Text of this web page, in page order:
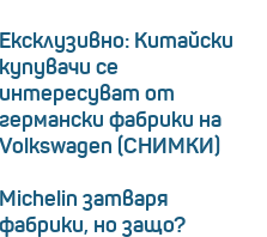
Ексклузивно: Китайски
купувачи се
интересуват от
германски фабрики на
Volkswagen (СНИМКИ)
Michelin затваря
фабрики, но защо?